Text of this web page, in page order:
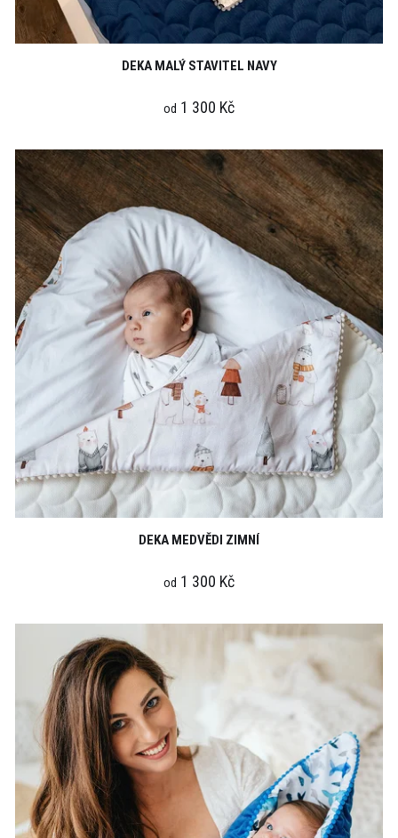
DEKA MALÝ STAVITEL NAVY
od 1 300 Kč
DEKA MEDVĚDI ZIMNÍ
od 1 300 Kč